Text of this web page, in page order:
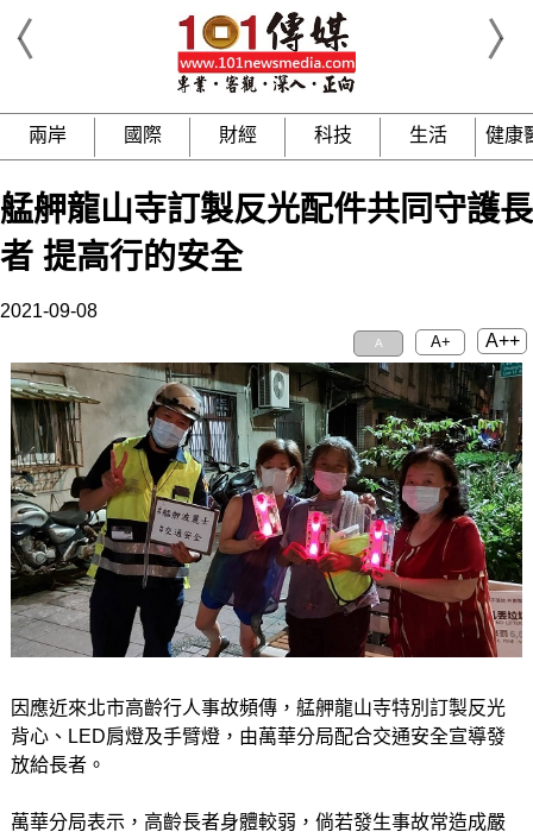
兩岸 國際 財經 科技 生活 健康
艋舺龍山寺訂製反光配件共同守護長
者 提高行的安全
2021-09-08
A A+ A++
因應近來北市高齡行人事故頻傳，艋舺龍山寺特別訂製反光
背心、LED肩燈及手臂燈，由萬華分局配合交通安全宣導發
放給長者。
萬華分局表示，高齡長者身體較弱，倘若發生事故常造成嚴